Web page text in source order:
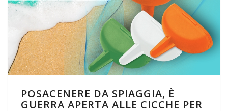
POSACENERE DA SPIAGGIA, È
GUERRA APERTA ALLE CICCHE PER